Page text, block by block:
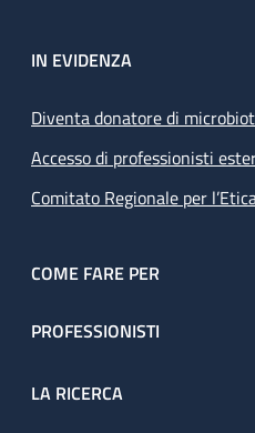
IN EVIDENZA
Diventa donatore di
Accesso di professionisti
Comitato Regionale per
COME FARE PER
PROFESSIONISTI
LA RICERCA